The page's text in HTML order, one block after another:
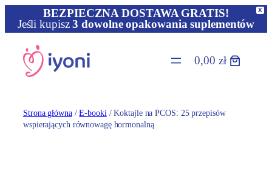
X
BEZPIECZNA DOSTAWA GRATIS!
Jeśli kupisz3 dowolne opakowania suplementów
treści
0,00 zł
Strona główna/E-booki / Koktajle na PCOS: 25 przepisów
wspierających równowagę hormonalną